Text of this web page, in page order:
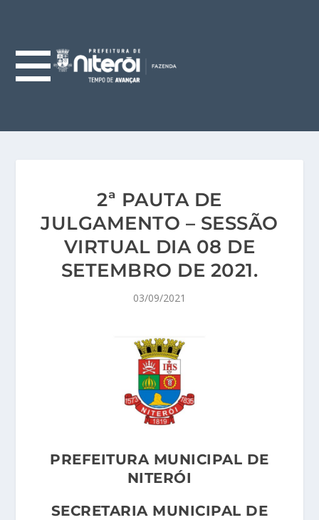
2ª PAUTA DE
JULGAMENTO – SESSÃO
VIRTUAL DIA 08 DE
SETEMBRO DE 2021.
03/09/2021
PREFEITURA MUNICIPAL DE
NITERÓI
SECRETARIA MUNICIPAL DE